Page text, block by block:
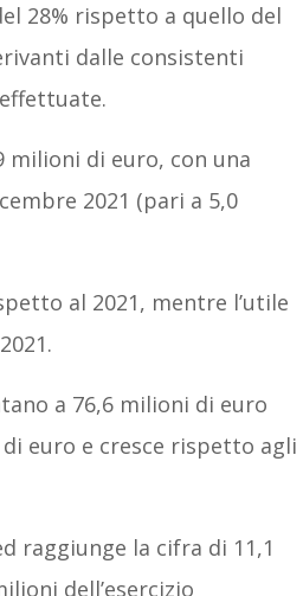
28% rispetto a quello del
dalle consistenti
milioni di euro, con una
2021 (pari a 5,0
al 2021, mentre l’utile
a 76,6 milioni di euro
di euro e cresce rispetto agli
raggiunge la cifra di 11,1
dell’esercizio